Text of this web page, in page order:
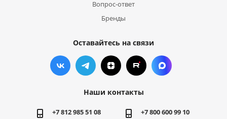
Вопрос-ответ
Бренды
Оставайтесь на связи
Наши контакты
+7 812 985 51 08 +7 800 600 99 10